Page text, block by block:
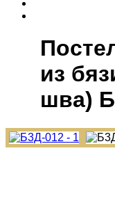
из
шва)